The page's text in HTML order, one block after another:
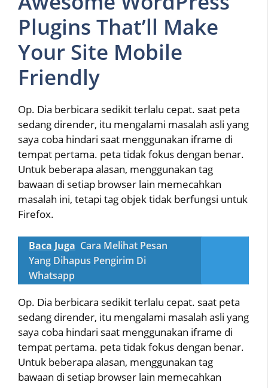
Plugins That’ll Make
Your Site Mobile
Friendly
Op. Dia berbicara sedikit terlalu cepat. saat peta
sedang dirender, itu mengalami masalah asli yang
saya coba hindari saat menggunakan iframe di
tempat pertama. peta tidak fokus dengan benar.
Untuk beberapa alasan, menggunakan tag
bawaan di setiap browser lain memecahkan
masalah ini, tetapi tag objek tidak berfungsi untuk
Firefox.
Baca Juga Cara Melihat Pesan
Yang Dihapus Pengirim Di
Whatsapp
Op. Dia berbicara sedikit terlalu cepat. saat peta
sedang dirender, itu mengalami masalah asli yang
saya coba hindari saat menggunakan iframe di
tempat pertama. peta tidak fokus dengan benar.
Untuk beberapa alasan, menggunakan tag
bawaan di setiap browser lain memecahkan